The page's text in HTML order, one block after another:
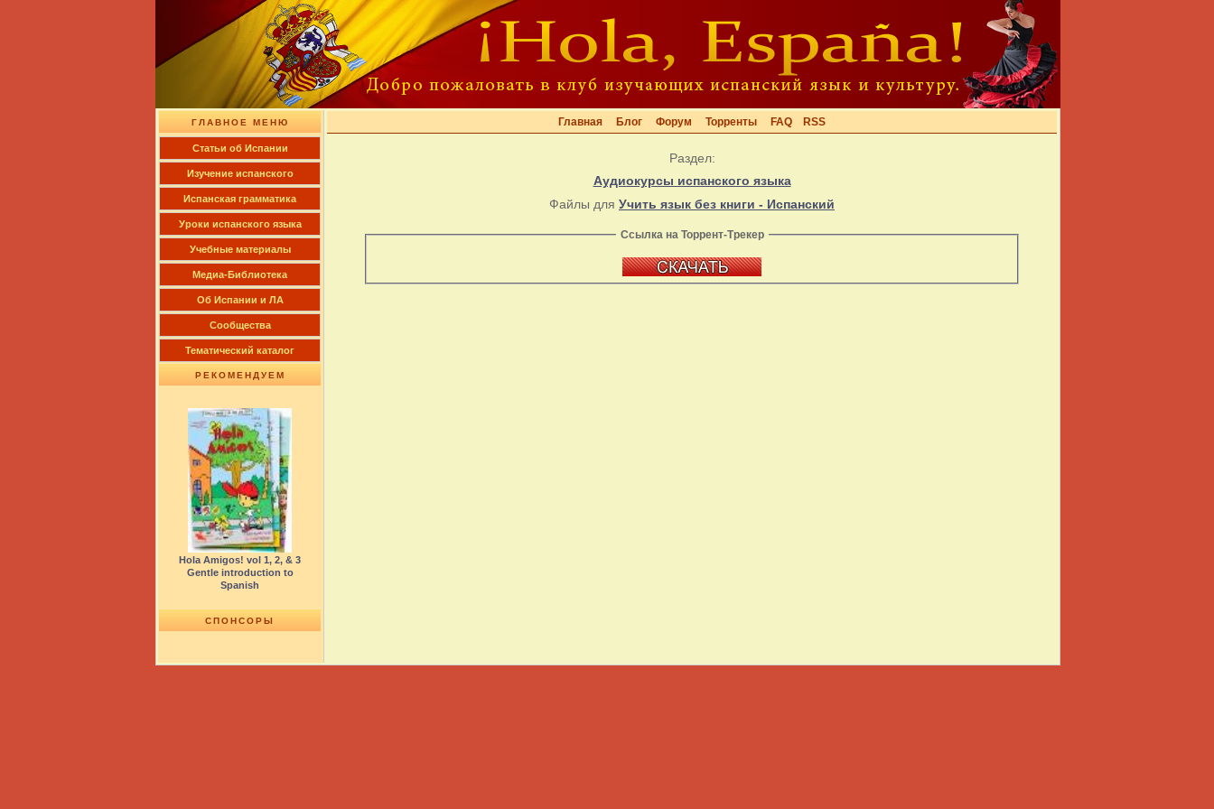
ГЛАВНОЕ МЕНЮ
Cтатьи об Испании
Изучение испанского
Испанская грамматика
Уроки испанского языка
Учебные материалы
Медиа-Библиотека
Об Испании и ЛА
Сообщества
Тематический каталог
РЕКОМЕНДУЕМ
Hola Amigos! vol 1, 2, & 3
Gentle introduction to
Spanish
СПОНСОРЫ
Главная Блог Форум Торренты FAQ RSS
Раздел:
Аудиокурсы испанского языка
Файлы для Учить язык без книги - Испанский
Ссылка на Торрент-Трекер